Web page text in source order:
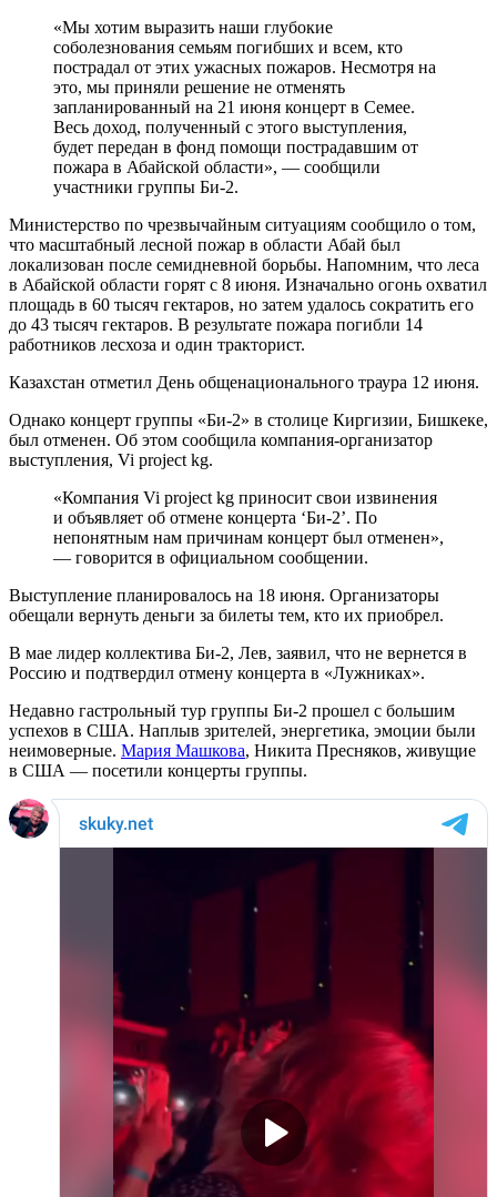
«Мы хотим выразить наши глубокие
соболезнования семьям погибших и всем, кто
пострадал от этих ужасных пожаров. Несмотря на
это, мы приняли решение не отменять
запланированный на 21 июня концерт в Семее.
Весь доход, полученный с этого выступления,
будет передан в фонд помощи пострадавшим от
пожара в Абайской области», — сообщили
участники группы Би-2.
Министерство по чрезвычайным ситуациям сообщило о том,
что масштабный лесной пожар в области Абай был
локализован после семидневной борьбы. Напомним, что леса
в Абайской области горят с 8 июня. Изначально огонь охватил
площадь в 60 тысяч гектаров, но затем удалось сократить его
до 43 тысяч гектаров. В результате пожара погибли 14
работников лесхоза и один тракторист.
Казахстан отметил День общенационального траура 12 июня.
Однако концерт группы «Би-2» в столице Киргизии, Бишкеке,
был отменен. Об этом сообщила компания-организатор
выступления, Vi project kg.
«Компания Vi project kg приносит свои извинения
и объявляет об отмене концерта ‘Би-2’. По
непонятным нам причинам концерт был отменен»,
— говорится в официальном сообщении.
Выступление планировалось на 18 июня. Организаторы
обещали вернуть деньги за билеты тем, кто их приобрел.
В мае лидер коллектива Би-2, Лев, заявил, что не вернется в
Россию и подтвердил отмену концерта в «Лужниках».
Недавно гастрольный тур группы Би-2 прошел с большим
успехов в США. Наплыв зрителей, энергетика, эмоции были
неимоверные. Мария Машкова, Никита Пресняков, живущие
в США — посетили концерты группы.